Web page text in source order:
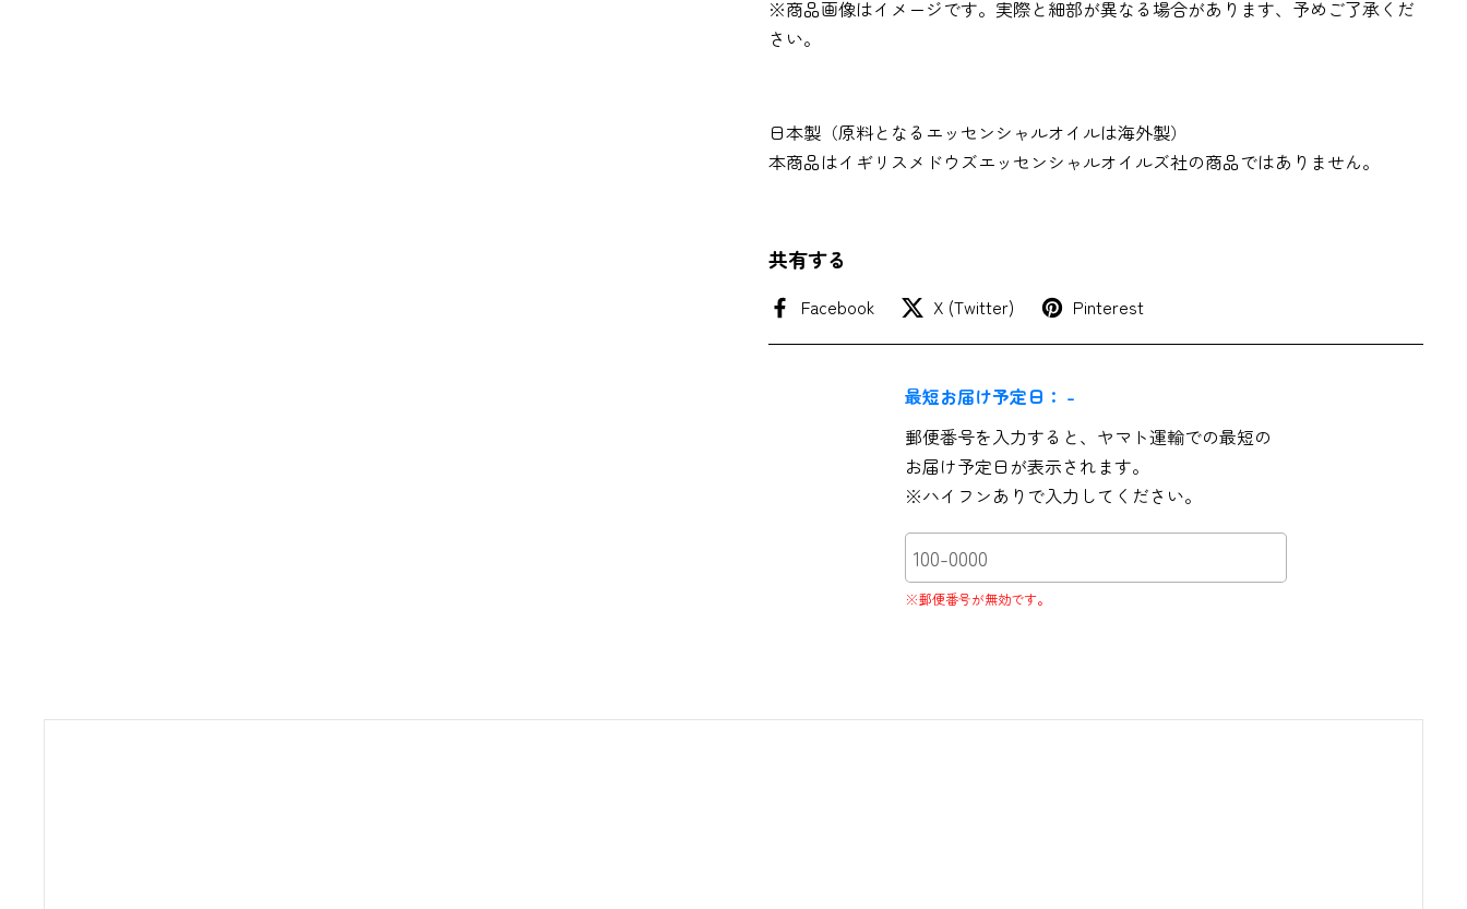
※商品画像はイメージです。実際と細部が異なる場合があります、予めご了承くだ
さい。
日本製（原料となるエッセンシャルオイルは海外製）
本商品はイギリスメドウズエッセンシャルオイルズ社の商品ではありません。
共有する
Facebook X (Twitter) Pinterest
最短お届け予定日： -
郵便番号を入力すると、ヤマト運輸での最短の
お届け予定日が表示されます。
※ハイフンありで入力してください。
※郵便番号が無効です。